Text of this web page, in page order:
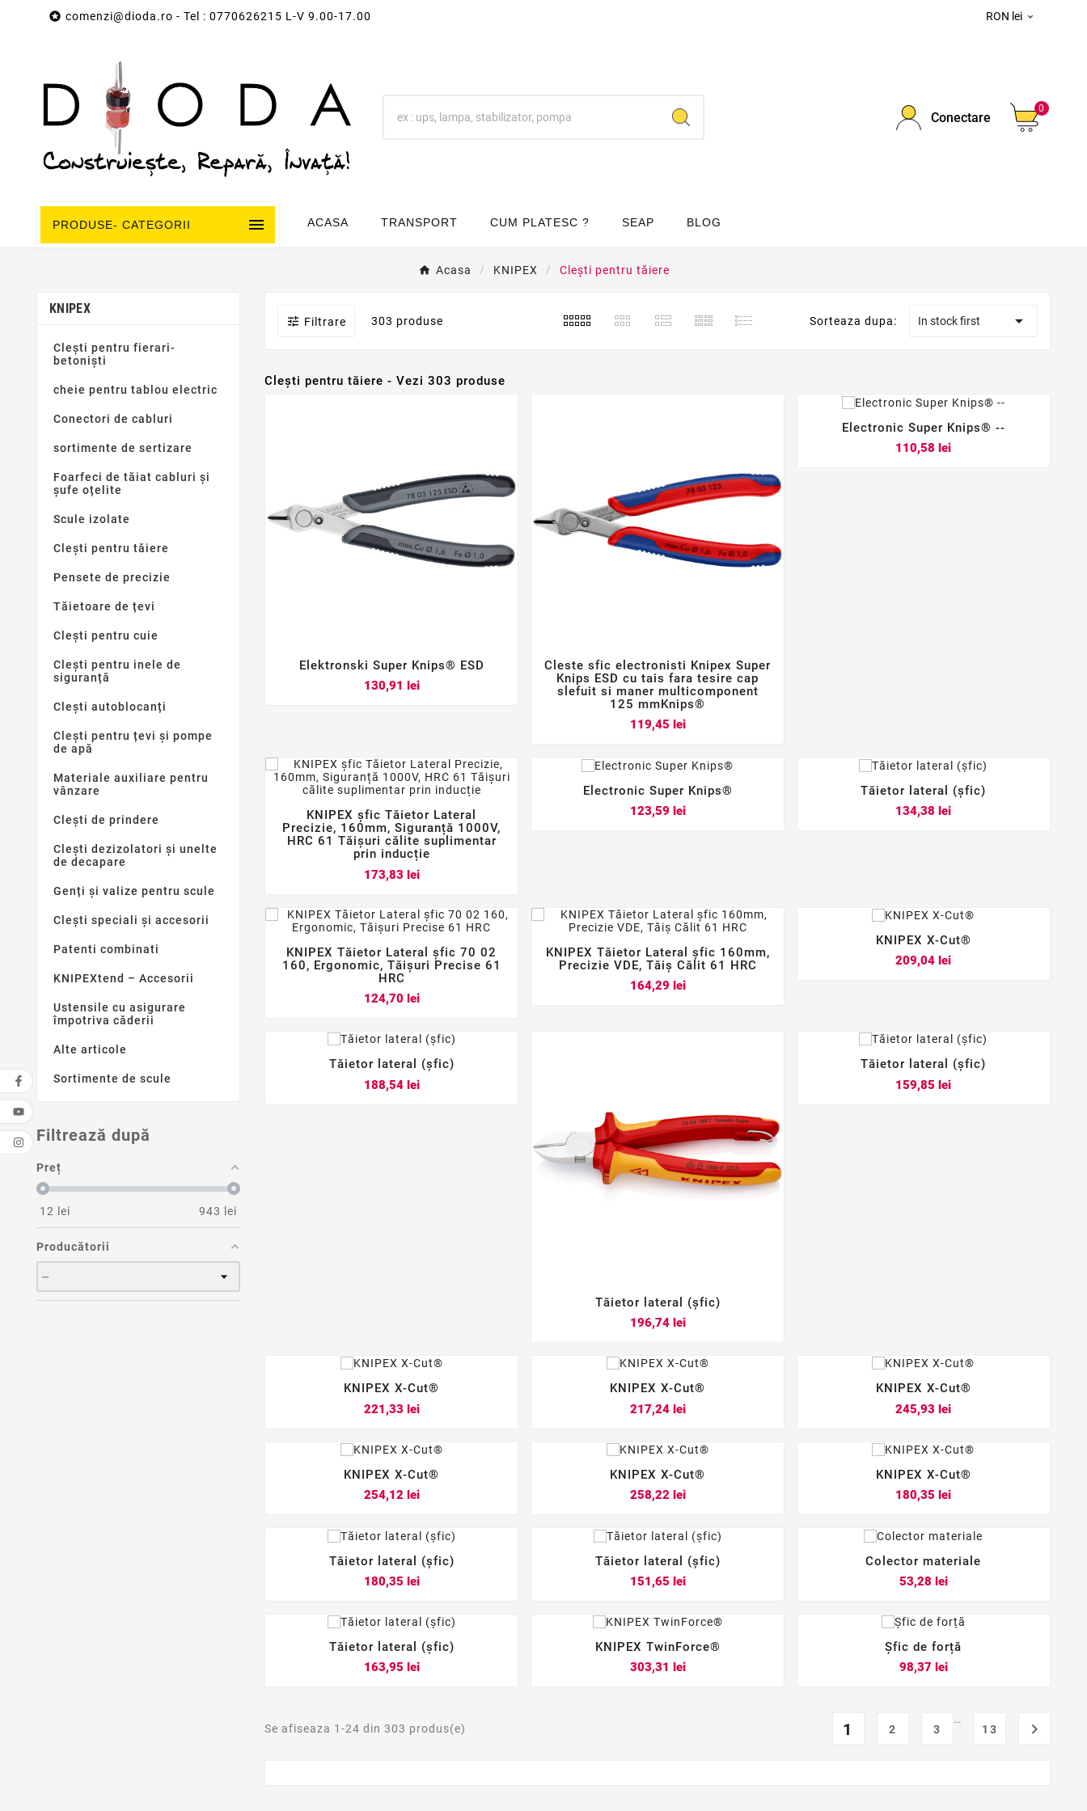
 comenzi@dioda.ro - Tel : 0770626215 L-V 9.00-17.00 RON lei 
Conectare
0
PRODUSE- CATEGORII  ACASA TRANSPORT CUM PLATESC ? SEAP BLOG
Acasa KNIPEX Clești pentru tăiere
KNIPEX
Clești pentru fierari-
betoniști
cheie pentru tablou electric
Conectori de cabluri
sortimente de sertizare
Foarfeci de tăiat cabluri și
șufe oțelite
Scule izolate
Clești pentru tăiere
Pensete de precizie
Tăietoare de țevi
Clești pentru cuie
Clești pentru inele de
siguranță
Clești autoblocanți
Clești pentru țevi și pompe
de apă
Materiale auxiliare pentru
vânzare
Clești de prindere
Clești dezizolatori și unelte
de decapare
Genți și valize pentru scule
Clești speciali și accesorii
Patenti combinati
KNIPEXtend – Accesorii
Ustensile cu asigurare
împotriva căderii
Alte articole
Sortimente de scule
Filtrează după
Preț
12 lei 943 lei
Producătorii
 Filtrare 303 produse Sorteaza dupa: In stock first 
Clești pentru tăiere - Vezi 303 produse
 
Elektronski Super Knips® ESD
130,91 leiPret   
Cleste sfic electronisti Knipex Super
Knips ESD cu tais fara tesire cap
slefuit si maner multicomponent
125 mmKnips®
119,45 leiPret
 
Electronic Super Knips® --
110,58 leiPret
  
KNIPEX șfic Tăietor Lateral
Precizie, 160mm, Siguranță 1000V,
HRC 61 Tăișuri călite suplimentar
prin inducție
173,83 leiPret

Electronic Super Knips®
123,59 leiPret  
Tăietor lateral (șfic)
134,38 leiPret
  
KNIPEX Tăietor Lateral șfic 70 02
160, Ergonomic, Tăișuri Precise 61
HRC
124,70 leiPret
  
KNIPEX Tăietor Lateral șfic 160mm,
Precizie VDE, Tăiș Călit 61 HRC
164,29 leiPret

KNIPEX X-Cut®
209,04 leiPret
 
Tăietor lateral (șfic)
188,54 leiPret
 
Tăietor lateral (șfic)
196,74 leiPret
 
Tăietor lateral (șfic)
159,85 leiPret

KNIPEX X-Cut®
221,33 leiPret 
KNIPEX X-Cut®
217,24 leiPret 
KNIPEX X-Cut®
245,93 leiPret

KNIPEX X-Cut®
254,12 leiPret 
KNIPEX X-Cut®
258,22 leiPret 
KNIPEX X-Cut®
180,35 leiPret
 
Tăietor lateral (șfic)
180,35 leiPret  
Tăietor lateral (șfic)
151,65 leiPret 
Colector materiale
53,28 leiPret
 
Tăietor lateral (șfic)
163,95 leiPret 
KNIPEX TwinForce®
303,31 leiPret   
Șfic de forță
98,37 leiPret
Se afiseaza 1-24 din 303 produs(e) 1 2 3
…
13
